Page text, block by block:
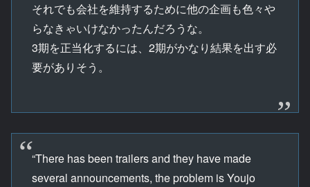
それでも会社を維持するために他の企画も色々や
らなきゃいけなかったんだろうな。
3期を正当化するには、2期がかなり結果を出す必
要がありそう。
“There has been trailers and they have made
several announcements, the problem is Youjo